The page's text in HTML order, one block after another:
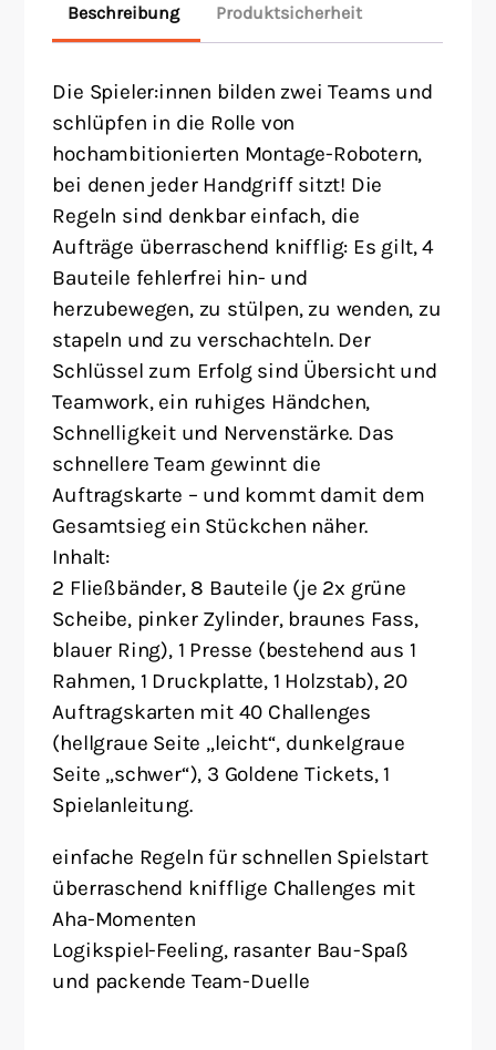
Beschreibung Produktsicherheit
Die Spieler:innen bilden zwei Teams und
schlüpfen in die Rolle von
hochambitionierten Montage-Robotern,
bei denen jeder Handgriff sitzt! Die
Regeln sind denkbar einfach, die
Aufträge überraschend knifflig: Es gilt, 4
Bauteile fehlerfrei hin- und
herzubewegen, zu stülpen, zu wenden, zu
stapeln und zu verschachteln. Der
Schlüssel zum Erfolg sind Übersicht und
Teamwork, ein ruhiges Händchen,
Schnelligkeit und Nervenstärke. Das
schnellere Team gewinnt die
Auftragskarte – und kommt damit dem
Gesamtsieg ein Stückchen näher.
Inhalt:
2 Fließbänder, 8 Bauteile (je 2x grüne
Scheibe, pinker Zylinder, braunes Fass,
blauer Ring), 1 Presse (bestehend aus 1
Rahmen, 1 Druckplatte, 1 Holzstab), 20
Auftragskarten mit 40 Challenges
(hellgraue Seite „leicht“, dunkelgraue
Seite „schwer“), 3 Goldene Tickets, 1
Spielanleitung.
einfache Regeln für schnellen Spielstart
überraschend knifflige Challenges mit
Aha-Momenten
Logikspiel-Feeling, rasanter Bau-Spaß
und packende Team-Duelle